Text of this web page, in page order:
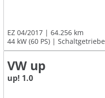
EZ 04/2017
64.256 km
44 kW (60 PS)
Schaltgetriebe
VW up
up! 1.0